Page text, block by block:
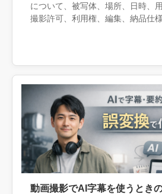
について、被写体、場所、日時、
撮影許可、利用権、編集、納品仕
部へ相談する条件、相談前に用意
動画撮影でAI字幕を使うとき